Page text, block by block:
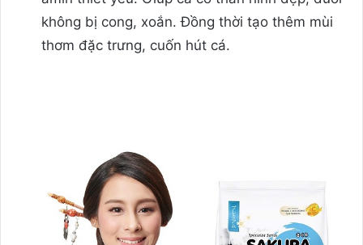
không bị cong, xoắn. Đồng thời tạo thêm mùi
thơm đặc trưng, cuốn hút cá.